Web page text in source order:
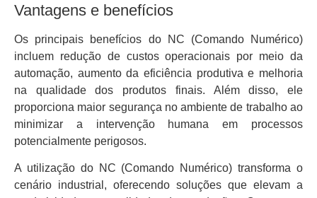
Vantagens e benefícios
Os principais benefícios do NC (Comando Numérico)
incluem redução de custos operacionais por meio da
automação, aumento da eficiência produtiva e melhoria
na qualidade dos produtos finais. Além disso, ele
proporciona maior segurança no ambiente de trabalho ao
minimizar a intervenção humana em processos
potencialmente perigosos.
A utilização do NC (Comando Numérico) transforma o
cenário industrial, oferecendo soluções que elevam a